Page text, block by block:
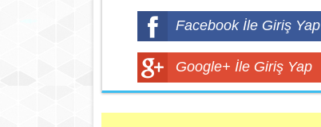
Facebook İle Giriş Yap
Google+ İle Giriş Yap